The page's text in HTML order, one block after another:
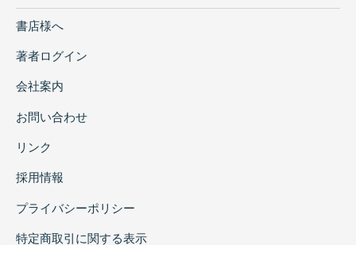
書店様へ
著者ログイン
会社案内
お問い合わせ
リンク
採用情報
プライバシーポリシー
特定商取引に関する表示